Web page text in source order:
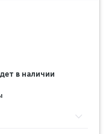
в наличии